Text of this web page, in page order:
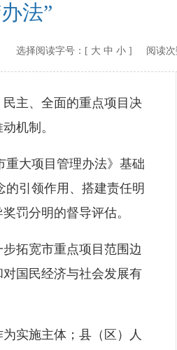
法”
选择阅读字号：[ 大 中 小 ] 阅读次
主、全面的重点项目决
机制。
大项目管理办法》基础
引领作用、搭建责任明
罚分明的督导评估。
拓宽市重点项目范围边
国民经济与社会发展有
实施主体；县（区）人